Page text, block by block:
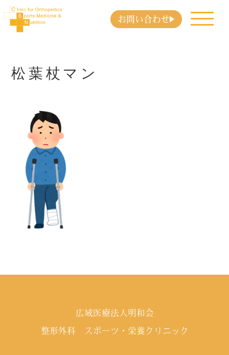
お問い合わせ
松葉杖マン
広域医療法人明和会
整形外科 スポーツ・栄養クリニック